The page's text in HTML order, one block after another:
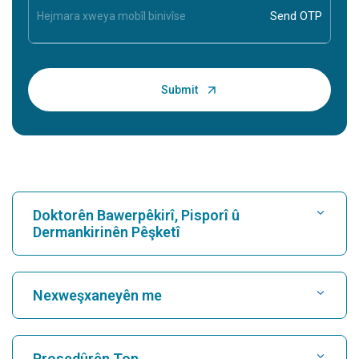
Doktorên Bawerpêkirî, Pisporî û
Dermankirinên Pêşketî
Nexweşxaneyê bibînin
Kardiyolog bibîne
Nexweşxaneyên me